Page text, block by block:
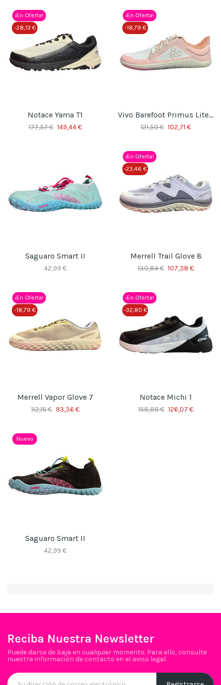
-28,13 €
¡En Oferta!
Notace Yama T1
177,57 € 149,44 €
-18,79 €
¡En Oferta!
Vivo Barefoot Primus Lite IV
121,50 € 102,71 €
Saguaro Smart II
42,99 €
-23,46 €
¡En Oferta!
Merrell Trail Glove 8
130,84 € 107,38 €
-18,79 €
¡En Oferta!
Merrell Vapor Glove 7
112,15 € 93,36 €
-32,80 €
¡En Oferta!
Notace Michi 1
158,88 € 126,07 €
Nuevo
Saguaro Smart II
42,99 €
Reciba Nuestra Newsletter
Puede darse de baja en cualquier momento. Para ello, consulte
nuestra información de contacto en el aviso legal.